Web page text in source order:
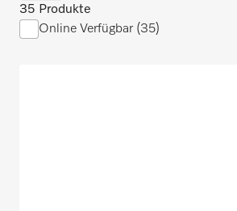
35 Produkte
Online Verfügbar (35)